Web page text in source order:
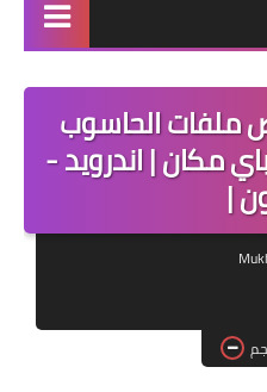
مراجعات
حماية
اندرويد
دروس
ملفات الحاسوب
مكان | اندرويد -
|